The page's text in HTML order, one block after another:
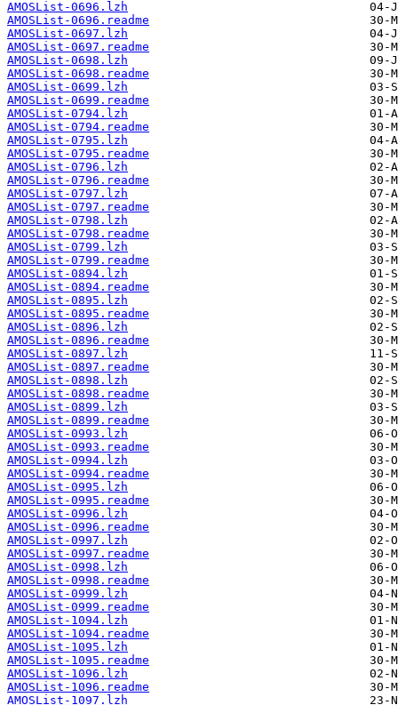
AMOSList-0696.lzh
AMOSList-0696.readme
AMOSList-0697.lzh
AMOSList-0697.readme
AMOSList-0698.lzh
AMOSList-0698.readme
AMOSList-0699.lzh
AMOSList-0699.readme
AMOSList-0794.lzh
AMOSList-0794.readme
AMOSList-0795.lzh
AMOSList-0795.readme
AMOSList-0796.lzh
AMOSList-0796.readme
AMOSList-0797.lzh
AMOSList-0797.readme
AMOSList-0798.lzh
AMOSList-0798.readme
AMOSList-0799.lzh
AMOSList-0799.readme
AMOSList-0894.lzh
AMOSList-0894.readme
AMOSList-0895.lzh
AMOSList-0895.readme
AMOSList-0896.lzh
AMOSList-0896.readme
AMOSList-0897.lzh
AMOSList-0897.readme
AMOSList-0898.lzh
AMOSList-0898.readme
AMOSList-0899.lzh
AMOSList-0899.readme
AMOSList-0993.lzh
AMOSList-0993.readme
AMOSList-0994.lzh
AMOSList-0994.readme
AMOSList-0995.lzh
AMOSList-0995.readme
AMOSList-0996.lzh
AMOSList-0996.readme
AMOSList-0997.lzh
AMOSList-0997.readme
AMOSList-0998.lzh
AMOSList-0998.readme
AMOSList-0999.lzh
AMOSList-0999.readme
AMOSList-1094.lzh
AMOSList-1094.readme
AMOSList-1095.lzh
AMOSList-1095.readme
AMOSList-1096.lzh
AMOSList-1096.readme
AMOSList-1097.lzh